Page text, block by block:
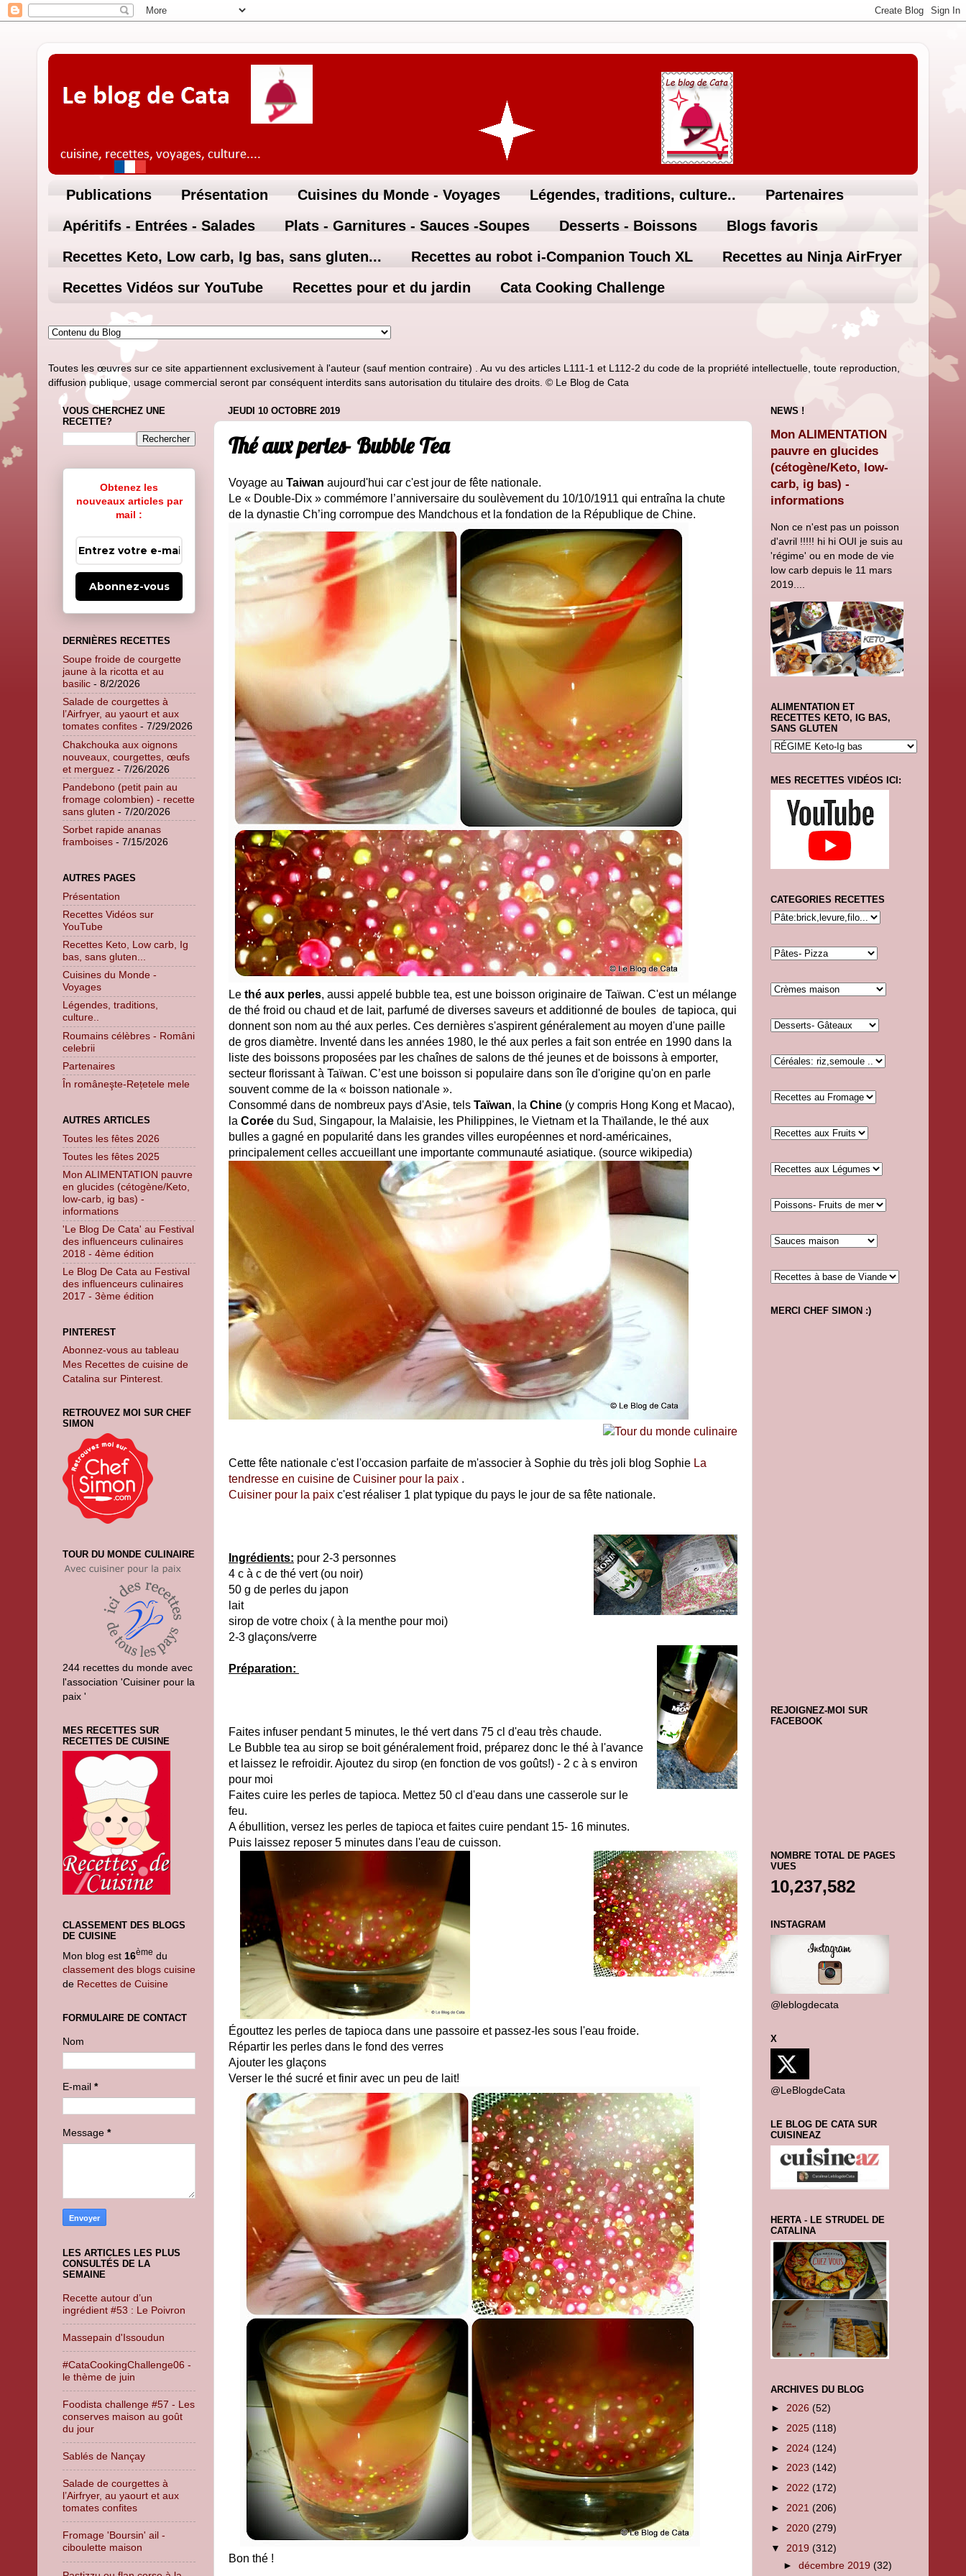
Publications Présentation Cuisines du Monde - Voyages Légendes, traditions, culture..
Partenaires
Apéritifs - Entrées - Salades
Plats - Garnitures - Sauces -Soupes Desserts - Boissons
Blogs favoris
Recettes Keto, Low carb, Ig bas, sans gluten...
Recettes au robot i-Companion Touch XL
Recettes au Ninja AirFryer
Recettes Vidéos sur YouTube
Recettes pour et du jardin Cata Cooking Challenge
Toutes les œuvres sur ce site appartiennent exclusivement à l'auteur (sauf mention contraire) . Au vu des articles L111-1 et L112-2 du code de la propriété intellectuelle, toute reproduction,
diffusion publique, usage commercial seront par conséquent interdits sans autorisation du titulaire des droits. © Le Blog de Cata
JEUDI 10 OCTOBRE 2019
Thé aux perles- Bubble Tea
Voyage au Taiwan aujourd'hui car c'est jour de fête nationale.
Le « Double-Dix » commémore l’anniversaire du soulèvement du 10/10/1911 qui entraîna la chute
de la dynastie Ch’ing corrompue des Mandchous et la fondation de la République de Chine.
Le thé aux perles, aussi appelé bubble tea, est une boisson originaire de Taïwan. C'est un mélange
de thé froid ou chaud et de lait, parfumé de diverses saveurs et additionné de boules de tapioca, qui
donnent son nom au thé aux perles. Ces dernières s'aspirent généralement au moyen d'une paille
de gros diamètre. Inventé dans les années 1980, le thé aux perles a fait son entrée en 1990 dans la
liste des boissons proposées par les chaînes de salons de thé jeunes et de boissons à emporter,
secteur florissant à Taïwan. C’est une boisson si populaire dans son île d'origine qu'on en parle
souvent comme de la « boisson nationale ».
Consommé dans de nombreux pays d'Asie, tels Taïwan, la Chine (y compris Hong Kong et Macao),
la Corée du Sud, Singapour, la Malaisie, les Philippines, le Vietnam et la Thaïlande, le thé aux
bulles a gagné en popularité dans les grandes villes européennes et nord-américaines,
principalement celles accueillant une importante communauté asiatique. (source wikipedia)
Cette fête nationale c'est l'occasion parfaite de m'associer à Sophie du très joli blog Sophie La
tendresse en cuisine de Cuisiner pour la paix .
Cuisiner pour la paix c'est réaliser 1 plat typique du pays le jour de sa fête nationale.
Ingrédients: pour 2-3 personnes
4 c à c de thé vert (ou noir)
50 g de perles du japon
lait
sirop de votre choix ( à la menthe pour moi)
2-3 glaçons/verre
Préparation:
Faites infuser pendant 5 minutes, le thé vert dans 75 cl d'eau très chaude.
Le Bubble tea au sirop se boit généralement froid, préparez donc le thé à l'avance
et laissez le refroidir. Ajoutez du sirop (en fonction de vos goûts!) - 2 c à s environ
pour moi
Faites cuire les perles de tapioca. Mettez 50 cl d'eau dans une casserole sur le
feu.
A ébullition, versez les perles de tapioca et faites cuire pendant 15- 16 minutes.
Puis laissez reposer 5 minutes dans l'eau de cuisson.
Égouttez les perles de tapioca dans une passoire et passez-les sous l'eau froide.
Répartir les perles dans le fond des verres
Ajouter les glaçons
Verser le thé sucré et finir avec un peu de lait!
Bon thé !
VOUS CHERCHEZ UNE
RECETTE?
Obtenez les
nouveaux articles par
mail :
Abonnez-vous
DERNIÈRES RECETTES
Soupe froide de courgette
jaune à la ricotta et au
basilic - 8/2/2026
Salade de courgettes à
l’Airfryer, au yaourt et aux
tomates confites - 7/29/2026
Chakchouka aux oignons
nouveaux, courgettes, œufs
et merguez - 7/26/2026
Pandebono (petit pain au
fromage colombien) - recette
sans gluten - 7/20/2026
Sorbet rapide ananas
framboises - 7/15/2026
AUTRES PAGES
Présentation
Recettes Vidéos sur
YouTube
Recettes Keto, Low carb, Ig
bas, sans gluten...
Cuisines du Monde -
Voyages
Légendes, traditions,
culture..
Roumains célèbres - Români
celebrii
Partenaires
În româneşte-Rețetele mele
AUTRES ARTICLES
Toutes les fêtes 2026
Toutes les fêtes 2025
Mon ALIMENTATION pauvre
en glucides (cétogène/Keto,
low-carb, ig bas) -
informations
'Le Blog De Cata' au Festival
des influenceurs culinaires
2018 - 4ème édition
Le Blog De Cata au Festival
des influenceurs culinaires
2017 - 3ème édition
PINTEREST
Abonnez-vous au tableau
Mes Recettes de cuisine de
Catalina sur Pinterest.
RETROUVEZ MOI SUR CHEF
SIMON
TOUR DU MONDE CULINAIRE
244 recettes du monde avec
l'association 'Cuisiner pour la
paix '
MES RECETTES SUR
RECETTES DE CUISINE
CLASSEMENT DES BLOGS
DE CUISINE
Mon blog est 16ème du
classement des blogs cuisine
de Recettes de Cuisine
FORMULAIRE DE CONTACT
Nom
E-mail *
Message *
LES ARTICLES LES PLUS
CONSULTÉS DE LA
SEMAINE
Recette autour d’un
ingrédient #53 : Le Poivron
Massepain d'Issoudun
#CataCookingChallenge06 -
le thème de juin
Foodista challenge #57 - Les
conserves maison au goût
du jour
Sablés de Nançay
Salade de courgettes à
l’Airfryer, au yaourt et aux
tomates confites
Fromage 'Boursin' ail -
ciboulette maison
NEWS !
Mon ALIMENTATION
pauvre en glucides
(cétogène/Keto, low-
carb, ig bas) -
informations
Non ce n'est pas un poisson
d'avril !!!!! hi hi OUI je suis au
'régime' ou en mode de vie
low carb depuis le 11 mars
2019....
ALIMENTATION ET
RECETTES KETO, IG BAS,
SANS GLUTEN
MES RECETTES VIDÉOS ICI:
CATEGORIES RECETTES
MERCI CHEF SIMON :)
REJOIGNEZ-MOI SUR
FACEBOOK
NOMBRE TOTAL DE PAGES
VUES
10,237,582
INSTAGRAM
@leblogdecata
X
@LeBlogdeCata
LE BLOG DE CATA SUR
CUISINEAZ
HERTA - LE STRUDEL DE
CATALINA
ARCHIVES DU BLOG
► 2026 (52)
► 2025 (118)
► 2024 (124)
► 2023 (142)
► 2022 (172)
► 2021 (206)
► 2020 (279)
▼ 2019 (312)
►décembre 2019(32)